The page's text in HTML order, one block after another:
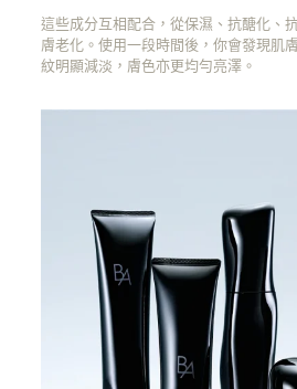
這些成分互相配合，從保濕、抗醣化、
膚老化。使用一段時間後，你會發現肌
紋明顯減淡，膚色亦更均勻亮澤。